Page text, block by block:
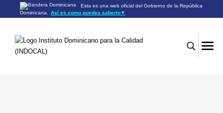
Esta es una web oficial del Gobierno de la República
Dominicana.
Así es como puedes saberlo▼
Los sitios web oficiales utilizan .gob.do o .gov.do
Los sitios web oficiales .gob.do o .gov.do seguros utilizan
HTTPS